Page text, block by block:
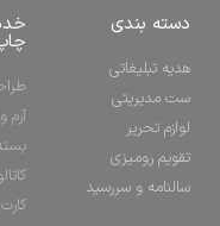
دسته بندی
هدیه تبلیغاتی
ست مدیریتی
لوازم تحریر
تقویم رومیزی
سالنامه و سررسید
آرم